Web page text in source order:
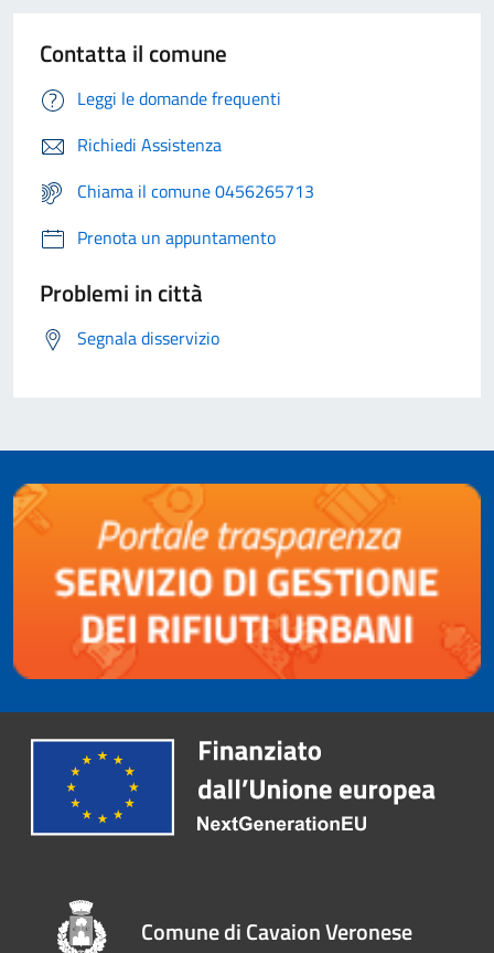
Contatta il comune
Leggi le domande frequenti
Richiedi Assistenza
Chiama il comune 0456265713
Prenota un appuntamento
Problemi in città
Segnala disservizio
Comune di Cavaion Veronese